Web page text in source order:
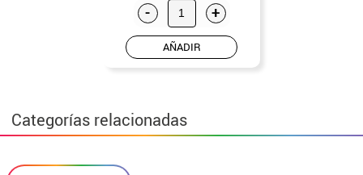
- +
AÑADIR
Categorías relacionadas